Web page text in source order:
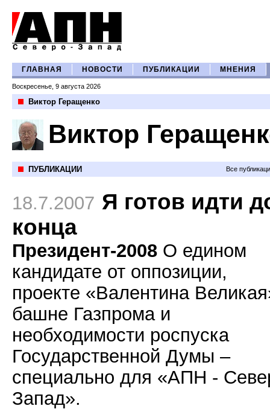
ГЛАВНАЯ НОВОСТИ ПУБЛИКАЦИИ МНЕНИЯ
Воскресенье, 9 августа 2026
Виктор Геращенко
Виктор
ПУБЛИКАЦИИ Все
18.7.2007 Я готов идти
конца
Президент-2008 О едином
кандидате от оппозиции,
проекте «Валентина
башне Газпрома и
необходимости роспуска
Государственной Думы –
специально для «АПН -
Запад».